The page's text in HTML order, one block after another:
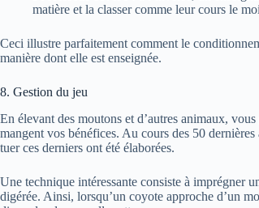
matière et la classer comme leur cours le
Ceci illustre parfaitement comment le
manière dont elle est enseignée.
8. Gestion du jeu
En élevant des moutons et d’autres animaux,
mangent vos bénéfices. Au cours des 50
tuer ces derniers ont été élaborées.
Une technique intéressante consiste à imprégner
digérée. Ainsi, lorsqu’un coyote approche d’un